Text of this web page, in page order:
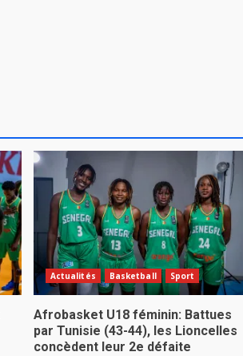
Actualités Basketball Sport
Afrobasket U18 féminin: Battues
par Tunisie (43-44), les Lioncelles
concèdent leur 2e défaite